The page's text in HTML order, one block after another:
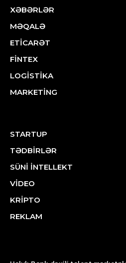
XƏBƏRLƏR
MƏQALƏ
ETİCARƏT
FİNTEX
LOGİSTİKA
MARKETİNG
STARTUP
TƏDBİRLƏR
SÜNİ İNTELLEKT
VİDEO
KRİPTO
REKLAM